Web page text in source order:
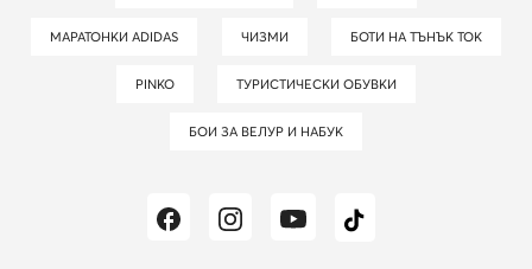
МАРАТОНКИ ADIDAS ЧИЗМИ БОТИ НА ТЪНЪК ТОК
PINKO ТУРИСТИЧЕСКИ ОБУВКИ
БОИ ЗА ВЕЛУР И НАБУК